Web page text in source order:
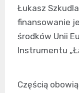
Łukasz
finansowanie
środków Unii
Instrumentu
Częścią